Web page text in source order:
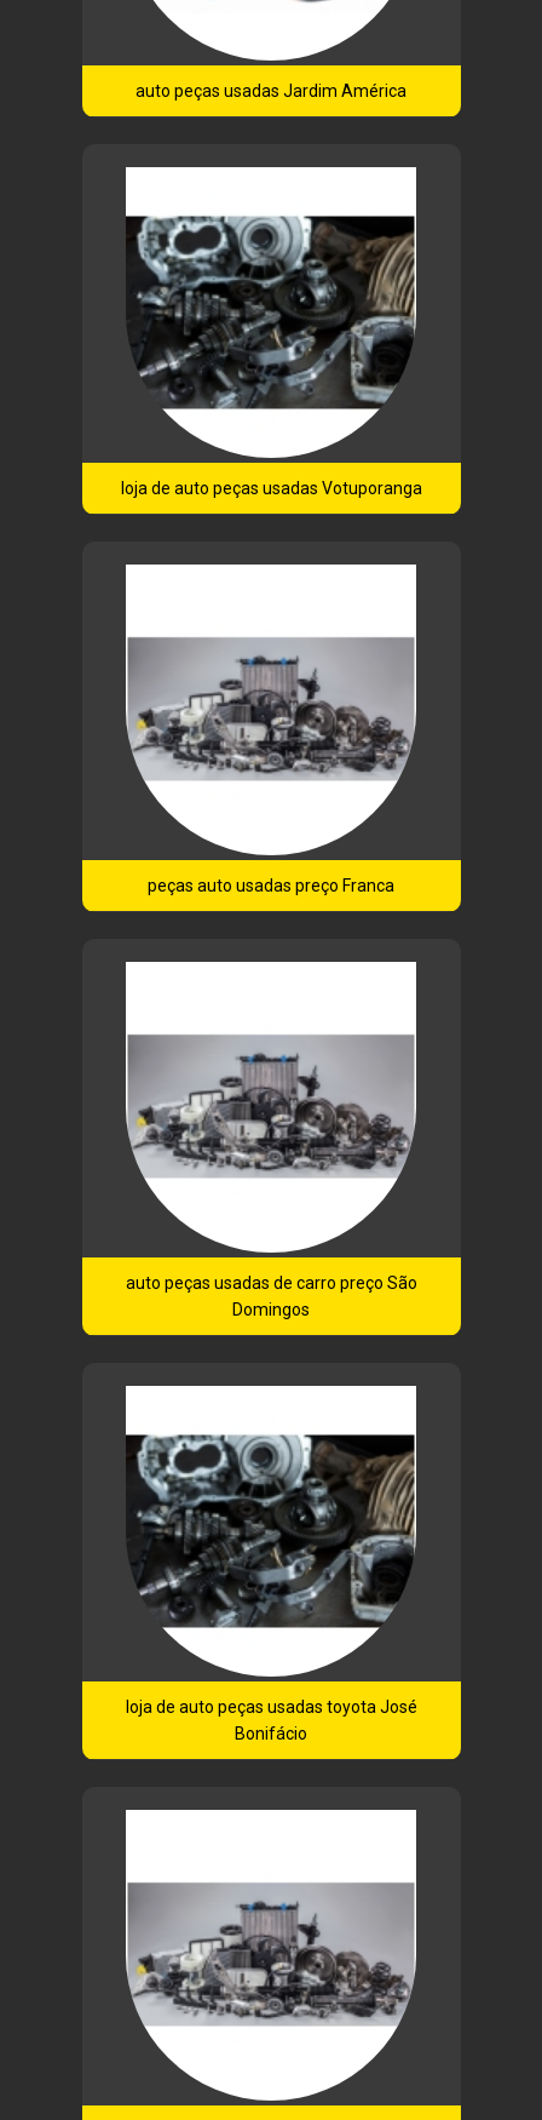
auto peças usadas Jardim América
loja de auto peças usadas Votuporanga
peças auto usadas preço Franca
auto peças usadas de carro preço São
Domingos
loja de auto peças usadas toyota José
Bonifácio